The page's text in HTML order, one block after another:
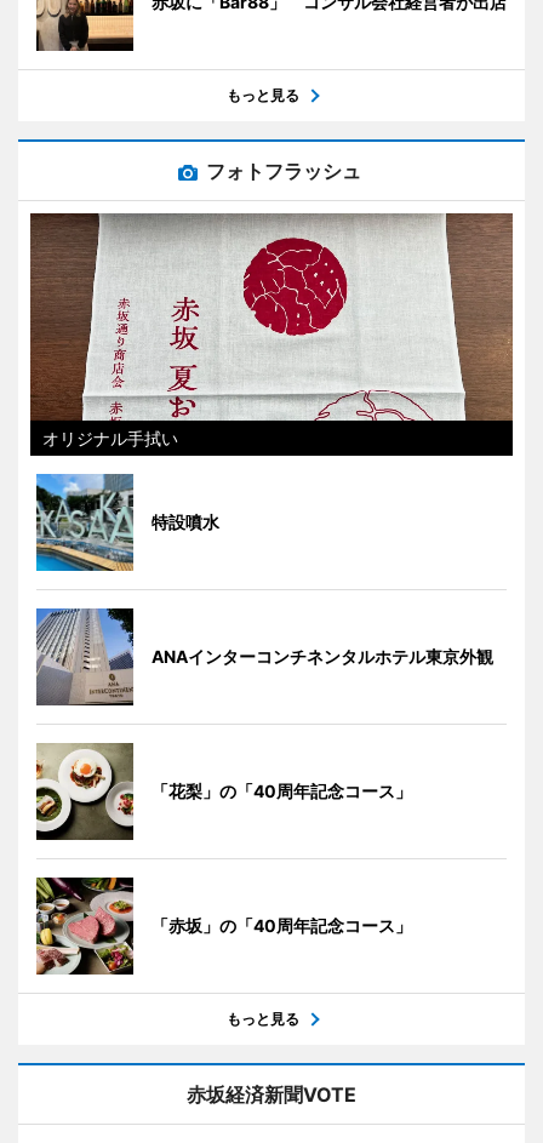
もっと見る
フォトフラッシュ
オリジナル手拭い
特設噴水
ANAインターコンチネンタルホテル東京外観
「花梨」の「40周年記念コース」
「赤坂」の「40周年記念コース」
もっと見る
赤坂経済新聞VOTE